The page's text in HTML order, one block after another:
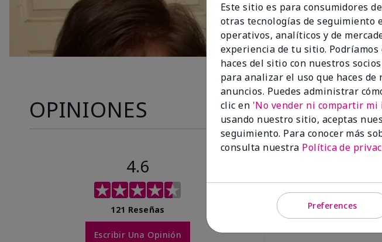
OPINIONES
4.6
121 Reseñas
Escribir Una Opinión
de los
Este sitio es para consumidores
otras tecnologías de seguimiento
operativos, analíticos y de
experiencia de tu sitio.
haces del sitio con nuestros
para analizar el uso que haces
anuncios. Puedes administrar
clic en 'No vender ni compartir
usando nuestro sitio, aceptas
seguimiento. Para conocer más
consulta nuestra Política de
Preferences